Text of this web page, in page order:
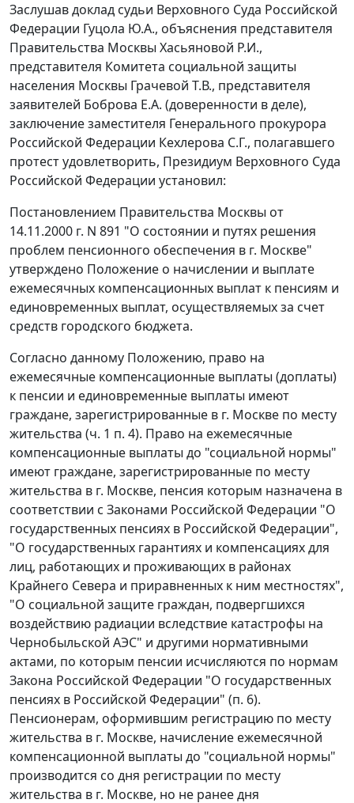
Заслушав доклад судьи Верховного Суда Российской
Федерации Гуцола Ю.А., объяснения представителя
Правительства Москвы Хасьяновой Р.И.,
представителя Комитета социальной защиты
населения Москвы Грачевой Т.В., представителя
заявителей Боброва Е.А. (доверенности в деле),
заключение заместителя Генерального прокурора
Российской Федерации Кехлерова С.Г., полагавшего
протест удовлетворить, Президиум Верховного Суда
Российской Федерации установил:
Постановлением Правительства Москвы от
14.11.2000 г. N 891 "О состоянии и путях решения
проблем пенсионного обеспечения в г. Москве"
утверждено Положение о начислении и выплате
ежемесячных компенсационных выплат к пенсиям и
единовременных выплат, осуществляемых за счет
средств городского бюджета.
Согласно данному Положению, право на
ежемесячные компенсационные выплаты (доплаты)
к пенсии и единовременные выплаты имеют
граждане, зарегистрированные в г. Москве по месту
жительства (ч. 1 п. 4). Право на ежемесячные
компенсационные выплаты до "социальной нормы"
имеют граждане, зарегистрированные по месту
жительства в г. Москве, пенсия которым назначена в
соответствии с Законами Российской Федерации "О
государственных пенсиях в Российской Федерации",
"О государственных гарантиях и компенсациях для
лиц, работающих и проживающих в районах
Крайнего Севера и приравненных к ним местностях",
"О социальной защите граждан, подвергшихся
воздействию радиации вследствие катастрофы на
Чернобыльской АЭС" и другими нормативными
актами, по которым пенсии исчисляются по нормам
Закона Российской Федерации "О государственных
пенсиях в Российской Федерации" (п. 6).
Пенсионерам, оформившим регистрацию по месту
жительства в г. Москве, начисление ежемесячной
компенсационной выплаты до "социальной нормы"
производится со дня регистрации по месту
жительства в г. Москве, но не ранее дня